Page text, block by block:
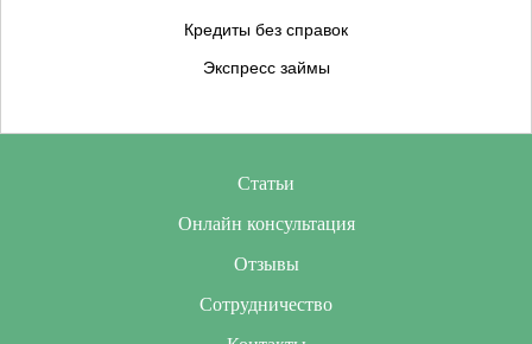
Кредиты без справок
Экспресс займы
Статьи
Онлайн консультация
Отзывы
Сотрудничество